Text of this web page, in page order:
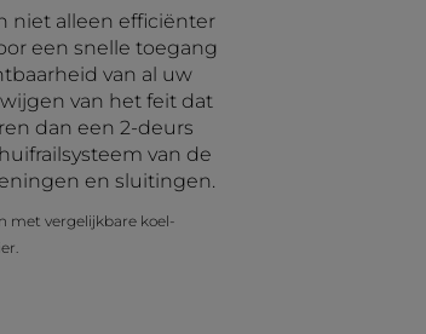
niet alleen efficiënter
een snelle toegang
van al uw
van het feit dat
dan een 2-deurs
van de
en sluitingen.
met vergelijkbare koel-